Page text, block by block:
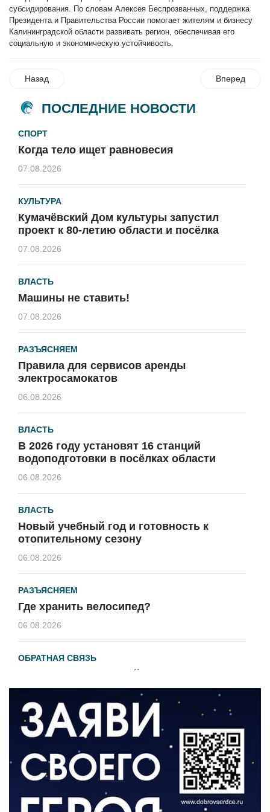
субсидирования. По словам Алексея Беспрозванных, поддержка
Президента и Правительства России помогает жителям и бизнесу
Калининградской области развивать регион, обеспечивая его
социальную и экономическую устойчивость.
Назад Вперед
ПОСЛЕДНИЕ НОВОСТИ
СПОРТ
Когда тело ищет равновесия
07.08.2026
КУЛЬТУРА
Кумачёвский Дом культуры запустил
проект к 80-летию области и посёлка
07.08.2026
ВЛАСТЬ
Машины не ставить!
07.08.2026
РАЗЪЯСНЯЕМ
Правила для сервисов аренды
электросамокатов
06.08.2026
ВЛАСТЬ
В 2026 году установят 16 станций
водоподготовки в посёлках области
06.08.2026
ВЛАСТЬ
Новый учебный год и готовность к
отопительному сезону
06.08.2026
РАЗЪЯСНЯЕМ
Где хранить велосипед?
06.08.2026
ОБРАТНАЯ СВЯЗЬ
Администрация онлайн
ВЛАСТЬ
День памяти и «Симфония народов»
06.08.2026
Новый настил на экотропе